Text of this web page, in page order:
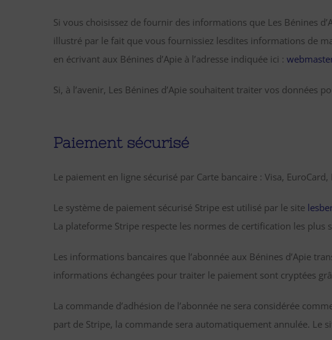
Si vous choisissez de fournir des informations que Les Bénines
illustré par le fait que vous fournissiez lesdites informations de
en écrivant aux Bénines d’Apie à l’adresse indiquée ici :
Si, à l’avenir, Les Bénines d’Apie souhaitent traiter vos
Paiement sécurisé
Le paiement en ligne sécurisé par Carte bancaire : Visa, EuroCard,
Le système de paiement sécurisé Stripe est utilisé par le site
La plateforme Stripe respecte les normes de certification les plus
Les informations bancaires que l’abonnée aux Bénines d’Apie
informations échangées pour traiter le paiement sont cryptées
La commande d’adhésion de l’abonnée ne sera considérée
part de Stripe, la commande sera automatiquement annulée. Le